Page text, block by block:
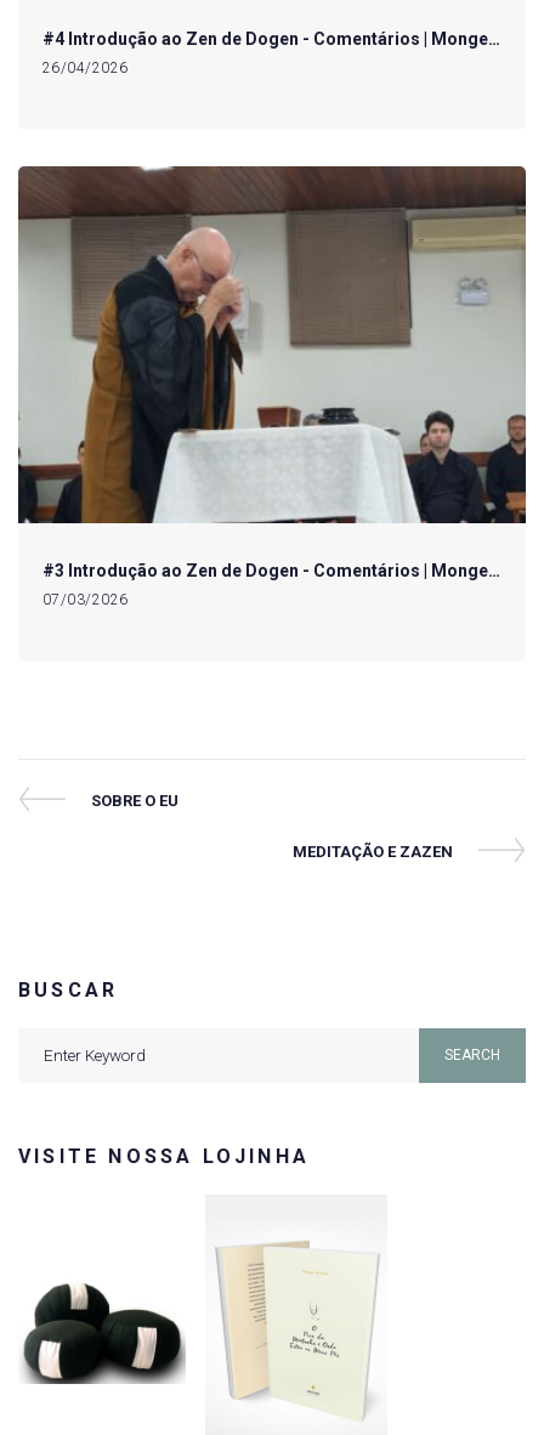
#4 Introdução ao Zen de Dogen - Comentários | Monge…
26/04/2026
#3 Introdução ao Zen de Dogen - Comentários | Monge…
07/03/2026
Navegação
Previous
SOBRE O EU
Next
MEDITAÇÃO E ZAZEN
BUSCAR
SEARCH
VISITE NOSSA LOJINHA